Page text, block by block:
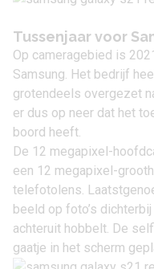
Tussenjaar voor
Op cameragebied is
Samsung. Het bedrijf
grotendeels overgezet
er dus op neer dat het
boord heeft.
De 12 megapixel-
een 12 megapixel-
telefotolens.
beeld op foto’s
achteruit hobbelt. De
gaatje in het scherm